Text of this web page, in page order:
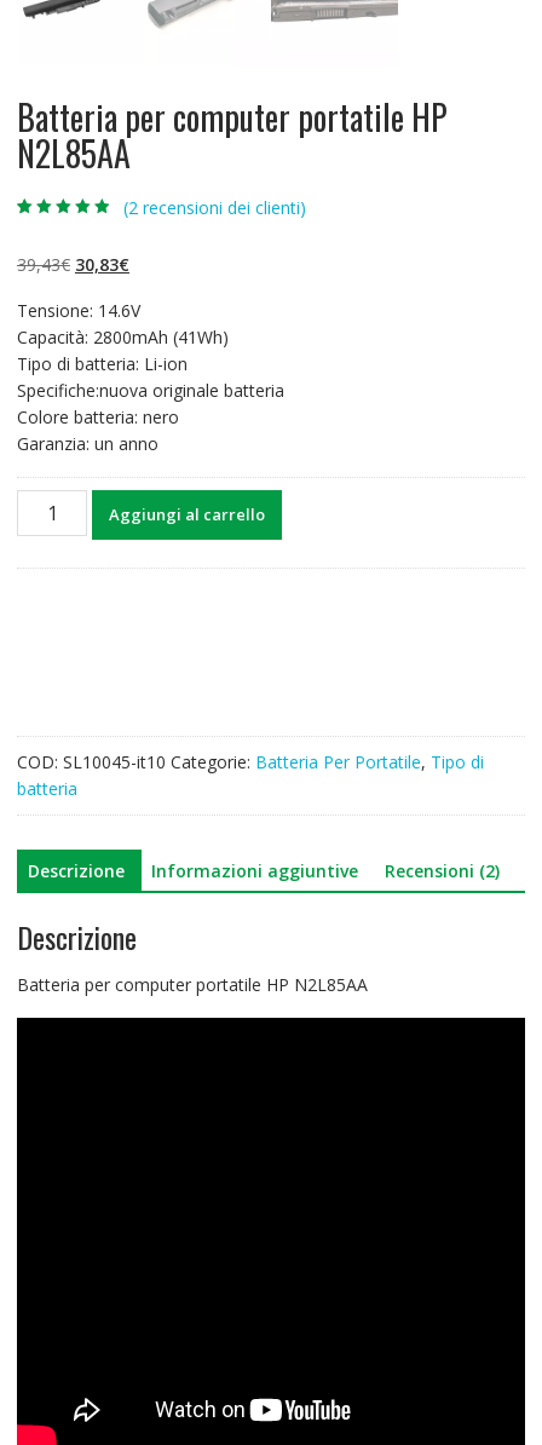
Batteria per computer portatile HP
N2L85AA
base di
recensioni
(2 recensioni dei clienti)
39,43€ Il
originale
era:
39,43€.
30,83€Il
attuale
è:
30,83€.
Tensione: 14.6V
Capacità: 2800mAh (41Wh)
Tipo di batteria: Li-ion
Specifiche:nuova originale batteria
Colore batteria: nero
Garanzia: un anno
Batteria
Aggiungi al carrello
COD: SL10045-it10 Categorie: Batteria Per Portatile, Tipo di
batteria
Descrizione Informazioni aggiuntive Recensioni (2)
Descrizione
Batteria per computer portatile HP N2L85AA